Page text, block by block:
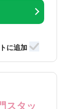
スタッ